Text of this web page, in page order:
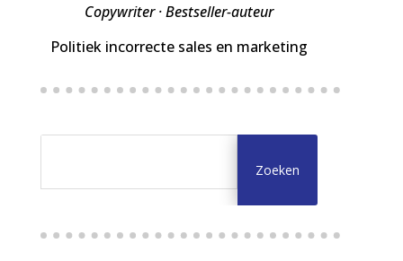
Copywriter · Bestseller-auteur
Politiek incorrecte sales en marketing